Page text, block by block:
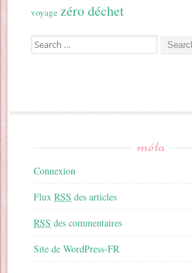
voyage zéro déchet
Search for:
méta
Connexion
FluxRSS des articles
RSS des commentaires
Site de WordPress-FR